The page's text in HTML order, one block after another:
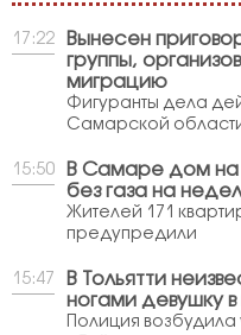
17:22
Вынесен
группы,
миграцию
Фигуранты дела
Самарской
15:50
В Самаре дом на
без газа на
Жителей 171
предупредили
15:47
В Тольятти
ногами девушку
Полиция